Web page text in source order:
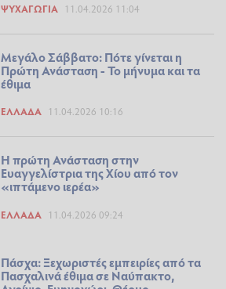
ΨΥΧΑΓΩΓΊΑ 11.04.2026 11:04
Μεγάλο Σάββατο: Πότε γίνεται η
Πρώτη Ανάσταση - Το μήνυμα και τα
έθιμα
ΕΛΛΆΔΑ 11.04.2026 10:16
Η πρώτη Ανάσταση στην
Ευαγγελίστρια της Χίου από τον
«ιπτάμενο ιερέα»
ΕΛΛΆΔΑ 11.04.2026 09:24
Πάσχα: Ξεχωριστές εμπειρίες από τα
Πασχαλινά έθιμα σε Ναύπακτο,